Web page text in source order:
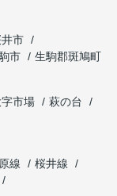
市
市
生駒郡斑鳩町
字市場
萩の台
線
桜井線